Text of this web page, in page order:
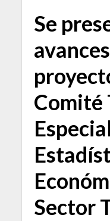
Se
Comité
Sector